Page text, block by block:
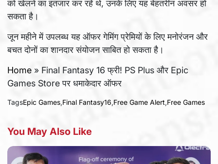
को खेलने का इंतजार कर रहे थे, उनके लिए यह बेहतरीन अवसर हो
सकता है।
जून महीने में उपलब्ध यह ऑफर गेमिंग प्रेमियों के लिए मनोरंजन और
बचत दोनों का शानदार संयोजन साबित हो सकता है।
Home » Final Fantasy 16 फ्री! PS Plus और Epic
Games Store पर धमाकेदार ऑफर
TagsEpic Games,Final Fantasy16,Free Game Alert,Free Games
You May Also Like